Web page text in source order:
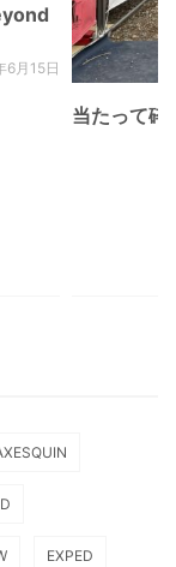
6月15日
当たって砕
EXPED